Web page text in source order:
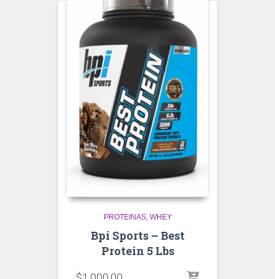
PROTEINAS WHEY
Bpi Sports – Best
Protein 5 Lbs